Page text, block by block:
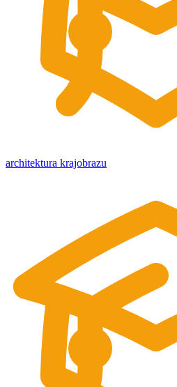
architektura krajobrazu